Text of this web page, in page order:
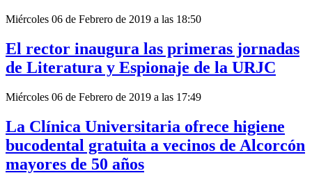
Miércoles 06 de Febrero de 2019 a las 18:50
El rector inaugura las primeras jornadas
de Literatura y Espionaje de la URJC
Miércoles 06 de Febrero de 2019 a las 17:49
La Clínica Universitaria ofrece higiene
bucodental gratuita a vecinos de Alcorcón
mayores de 50 años